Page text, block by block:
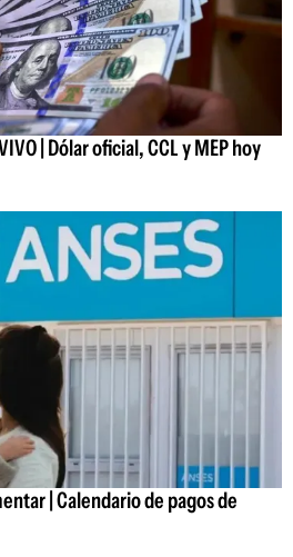
| Dólar oficial, CCL y MEP hoy
| Calendario de pagos de